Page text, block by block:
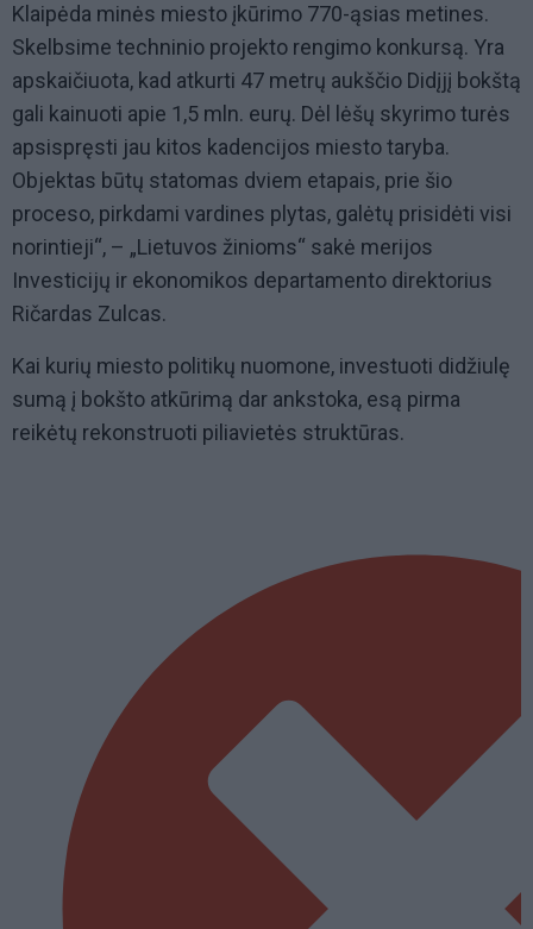
Klaipėda minės miesto įkūrimo 770-ąsias metines.
Skelbsime techninio projekto rengimo konkursą. Yra
apskaičiuota, kad atkurti 47 metrų aukščio Didįjį bokštą
gali kainuoti apie 1,5 mln. eurų. Dėl lėšų skyrimo turės
apsispręsti jau kitos kadencijos miesto taryba.
Objektas būtų statomas dviem etapais, prie šio
proceso, pirkdami vardines plytas, galėtų prisidėti visi
norintieji“, – „Lietuvos žinioms“ sakė merijos
Investicijų ir ekonomikos departamento direktorius
Ričardas Zulcas.
Kai kurių miesto politikų nuomone, investuoti didžiulę
sumą į bokšto atkūrimą dar ankstoka, esą pirma
reikėtų rekonstruoti piliavietės struktūras.